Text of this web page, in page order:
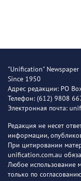
"Unification"
Since 1950
Адрес редакции: PO
Телефон: (612) 9808
Электронная почта:
Редакция не несет
информации,
При цитировании
unification.com.au
Любое использование
только по